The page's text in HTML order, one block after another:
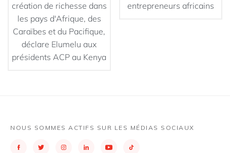
création de richesse dans
les pays d'Afrique, des
Caraïbes et du Pacifique,
déclare Elumelu aux
présidents ACP au Kenya
entrepreneurs africains
NOUS SOMMES ACTIFS SUR LES MÉDIAS SOCIAUX